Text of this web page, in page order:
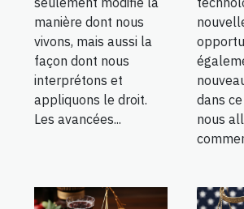
manière dont nous
vivons, mais aussi la
façon dont nous
interprétons et
appliquons le droit.
Les avancées...
dans
nous